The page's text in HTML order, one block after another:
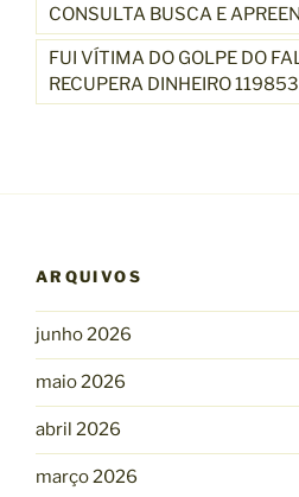
CONSULTA BUSCA E
FUI VÍTIMA DO GOLPE DO
RECUPERA DINHEIRO
ARQUIVOS
junho 2026
maio 2026
abril 2026
março 2026